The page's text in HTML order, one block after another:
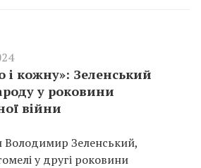
і кожну»: Зеленський
у роковини
війни
Володимир Зеленський,
у другі роковини